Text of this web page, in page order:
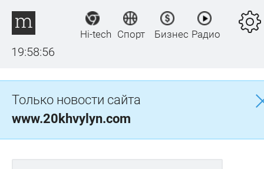
19:58:56
Hi-tech Спорт Бизнес Радио
Только новости сайта
www.20khvylyn.com